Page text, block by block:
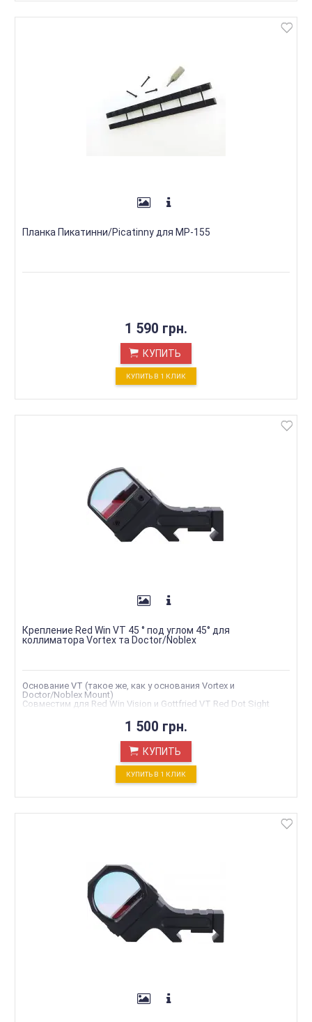
Планка Пикатинни/Picatinny для МР-155
1 590 грн.
КУПИТЬ
КУПИТЬ В 1 КЛИК
Крепление Red Win VT 45 ° под углом 45° для
коллиматора Vortex та Doctor/Noblex
Основание VT (такое же, как у основания Vortex и
Doctor/Noblex Mount)
Совместим для Red Win Vision и Gottfried VT Red Dot Sight
1 500 грн.
КУПИТЬ
КУПИТЬ В 1 КЛИК